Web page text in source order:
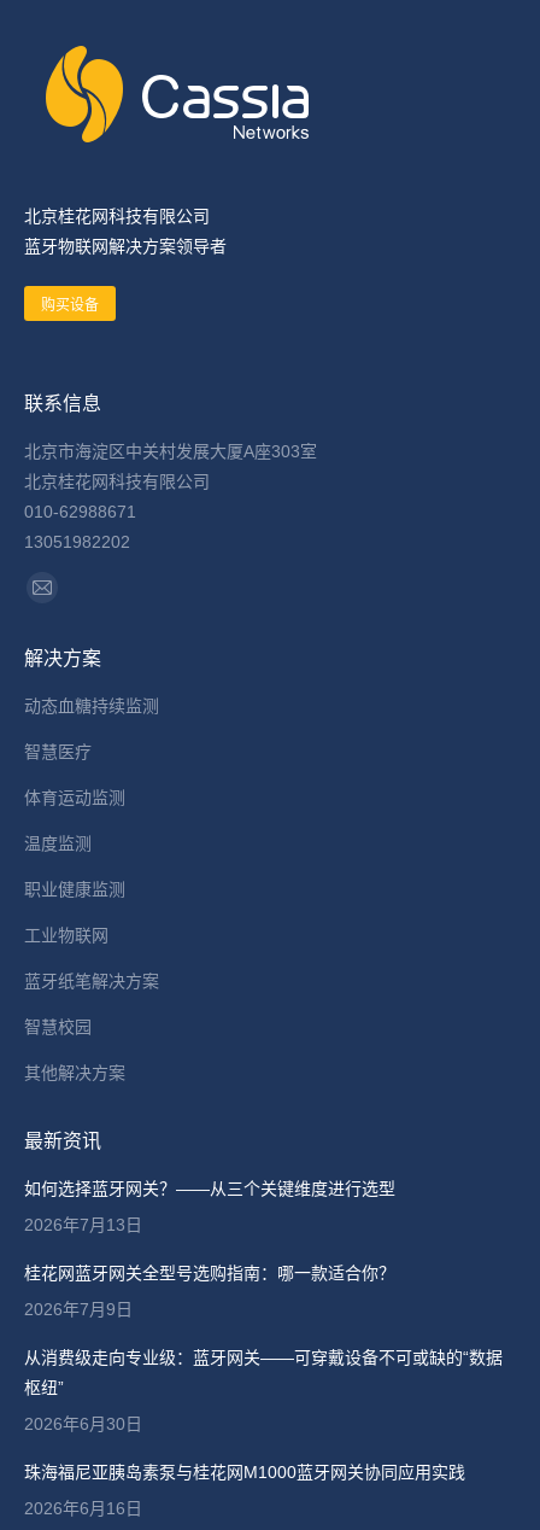
北京桂花网科技有限公司
蓝牙物联网解决方案领导者
购买设备
联系信息
北京市海淀区中关村发展大厦A座303室
北京桂花网科技有限公司
010-62988671
13051982202
找到我们：
Mail
opens
in
window
解决方案
动态血糖持续监测
智慧医疗
体育运动监测
温度监测
职业健康监测
工业物联网
蓝牙纸笔解决方案
智慧校园
其他解决方案
最新资讯
如何选择蓝牙网关？——从三个关键维度进行选型
2026年7月13日
桂花网蓝牙网关全型号选购指南：哪一款适合你？
2026年7月9日
从消费级走向专业级：蓝牙网关——可穿戴设备不可或缺的“数据
枢纽”
2026年6月30日
珠海福尼亚胰岛素泵与桂花网M1000蓝牙网关协同应用实践
2026年6月16日